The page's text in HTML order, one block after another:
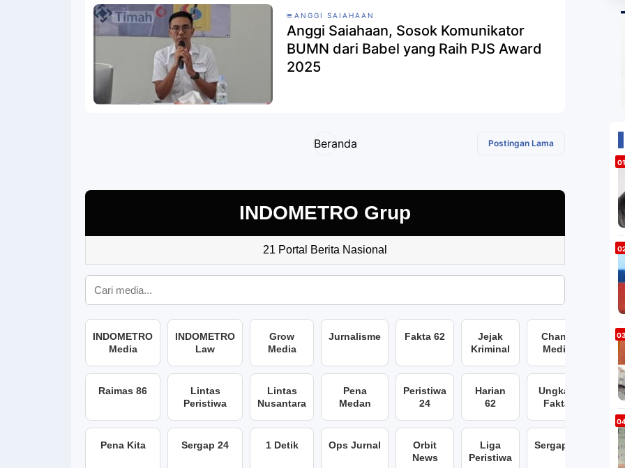
ANGGI SAIAHAAN
Anggi Saiahaan, Sosok Komunikator
BUMN dari Babel yang Raih PJS Award
2025
Postingan Lama
Beranda
INDOMETRO Grup
21 Portal Berita Nasional
INDOMETRO
Media
INDOMETRO
Law
Grow
Media
Jurnalisme Fakta 62
Jejak
Kriminal
Chans
Media
Raimas 86
Lintas
Peristiwa
Lintas
Nusantara
Pena
Medan
Peristiwa
24
Harian
62
Ungkap
Fakta
Pena Kita Sergap 24 1 Detik Ops Jurnal
Orbit
News
Liga
Peristiwa
Sergap86